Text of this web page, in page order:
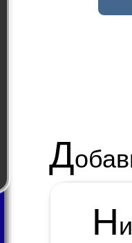
Д
Н